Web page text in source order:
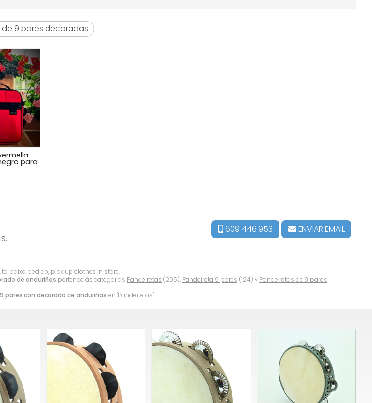
baixo pedido, pick up clothes in store.
de anduriñas pertence ás categorias Pandeiretas (205), Pandeireta 9 pares (124) y Pandeiretas de 9 pares
pares con decorado de anduriñas en "Pandeiretas".
de 9 pares decoradas
para
609 446 953 ENVIAR EMAIL